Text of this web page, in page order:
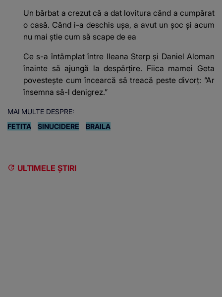
Un bărbat a crezut că a dat lovitura când a cumpărat
o casă. Când i-a deschis ușa, a avut un șoc și acum
nu mai știe cum să scape de ea
Ce s-a întâmplat între Ileana Sterp și Daniel Aloman
înainte să ajungă la despărțire. Fiica mamei Geta
povestește cum încearcă să treacă peste divorț: “Ar
însemna să-l denigrez.”
MAI MULTE DESPRE:
FETITA
SINUCIDERE BRAILA
ULTIMELE ȘTIRI